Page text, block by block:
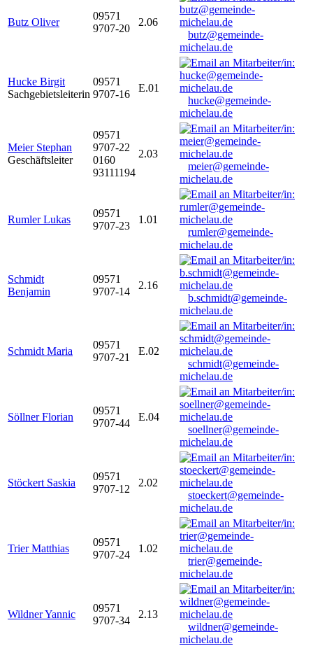
Butz Oliver
09571
9707-20
2.06
butz@gemeinde-
michelau.de
Hucke Birgit
Sachgebietsleiterin
09571
9707-16
E.01
hucke@gemeinde-
michelau.de
Meier Stephan
Geschäftsleiter
09571
9707-22
0160
93111194
2.03
meier@gemeinde-
michelau.de
Rumler Lukas
09571
9707-23
1.01
rumler@gemeinde-
michelau.de
Schmidt
Benjamin
09571
9707-14
2.16
b.schmidt@gemeinde-
michelau.de
Schmidt Maria
09571
9707-21
E.02
schmidt@gemeinde-
michelau.de
Söllner Florian
09571
9707-44
E.04
soellner@gemeinde-
michelau.de
Stöckert Saskia
09571
9707-12
2.02
stoeckert@gemeinde-
michelau.de
Trier Matthias
09571
9707-24
1.02
trier@gemeinde-
michelau.de
Wildner Yannic
09571
9707-34
2.13
wildner@gemeinde-
michelau.de